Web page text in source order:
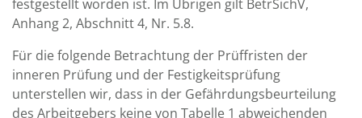
festgestellt worden ist. Im Übrigen gilt BetrSichV,
Anhang 2, Abschnitt 4, Nr. 5.8.
Für die folgende Betrachtung der Prüffristen der
inneren Prüfung und der Festigkeitsprüfung
unterstellen wir, dass in der Gefährdungsbeurteilung
des Arbeitgebers keine von Tabelle 1 abweichenden